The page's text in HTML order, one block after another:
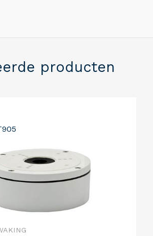
producten